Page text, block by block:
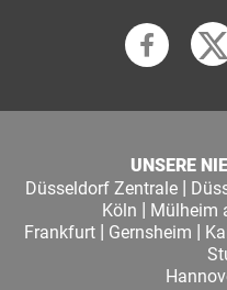
UNSERE
Düsseldorf Zentrale|
Köln | Mülheim
Frankfurt | Gernsheim |